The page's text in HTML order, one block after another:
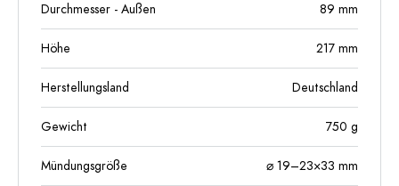
Durchmesser - Außen 89 mm
Höhe 217 mm
Herstellungsland Deutschland
Gewicht 750 g
Mündungsgröße ⌀ 19–23×33 mm